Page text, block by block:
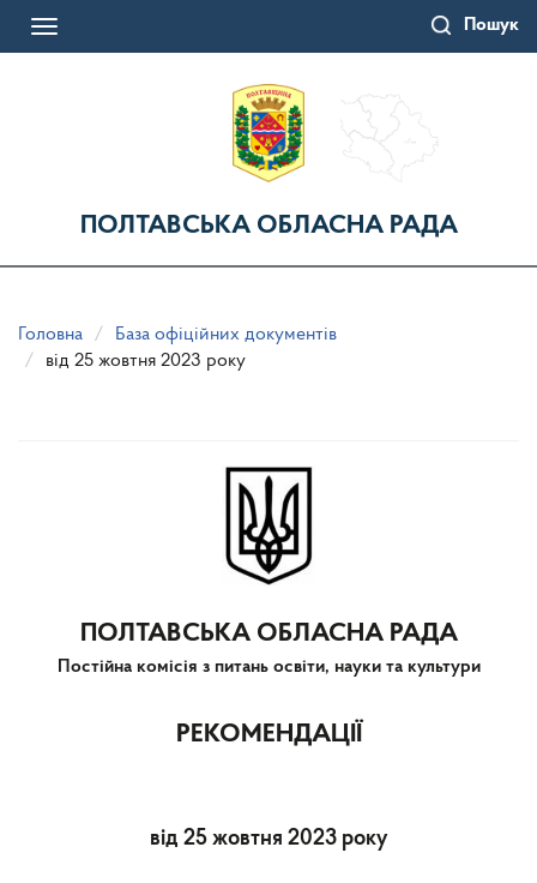
Пошук
Toggle
ПОЛТАВСЬКА ОБЛАСНА РАДА
Головна
База офіційних документів
від 25 жовтня 2023 року
ПОЛТАВСЬКА ОБЛАСНА РАДА
Постійна комісія з питань освіти, науки та культури
РЕКОМЕНДАЦІЇ
від 25 жовтня 2023 року